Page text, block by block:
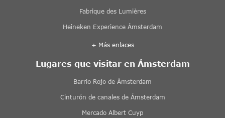
Fabrique des Lumières
Heineken Experience Ámsterdam
+ Más enlaces
Lugares que visitar en Ámsterdam
Barrio Rojo de Ámsterdam
Cinturón de canales de Ámsterdam
Mercado Albert Cuyp